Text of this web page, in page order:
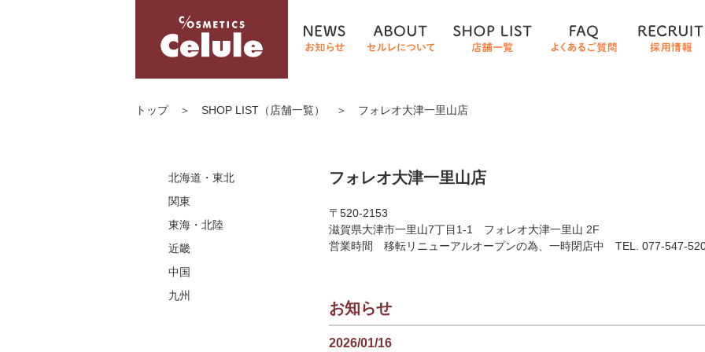
トップ＞ SHOP LIST（店舗一覧） ＞ フォレオ大津一里山店
北海道・東北
関東
東京
栃木
東海・北陸
富山
愛知
三重
近畿
大阪
兵庫
中国
岡山
広島
九州
福岡
佐賀
フォレオ大津一里山店
〒520-2153
滋賀県大津市一里山7丁目1-1 フォレオ大津一里山 2F
営業時間 移転リニューアルオープンの為、一時閉店中 TEL. 077-547-
お知らせ
2026/01/16